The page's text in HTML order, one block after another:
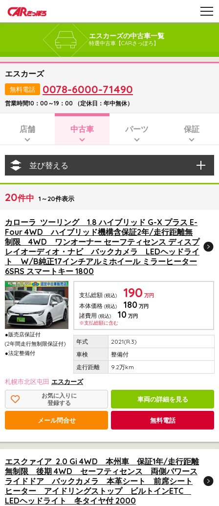
エスカーズの中古車一覧
特選中古車【CARさっぽろ】
エスカーズ
無料電話 0078-6000-71490
営業時間10：00～19：00 （定休日：年中無休）
店舗 中古車 パーツ 保証
並び替える
20件中 1～20件表示
カローラ ツーリング 1.8 ハイブリッド G-X プラス E-
Four 4WD ハイブリッド機構含保証2年/走行距離無
制限 4WD ワンオーナー セーフティセンス ディスプ
レイオーディオ・ナビ バックカメラ LEDヘッドライ
ト W/B純正17インチアルミホイール ミラーヒーター
6SRS スマートキー 1800
●販売店保証付
(2年間走行無制限保証付)
●法定整備付
支払総額 (税込) 190 万円
本体価格 (税込) 180 万円
諸費用 (税込) 10 万円
※支払総額に含む
2021(R.3)
整備付
9.2万km
札幌市北区屯田 エスカーズ
お気に入りに
登録する
車両の詳細を見る
メール問合せ 無料電話
エスクァイア 2.0 Gi 4WD 本州車 保証1年/走行距離
無制限 後期 4WD セーフティセンス 両側パワース
ライドドア バックカメラ 本革シート 前席シート
ヒーター アイドリングストップ ビルトインETC
LEDヘッドライト 冬タイヤ付 2000